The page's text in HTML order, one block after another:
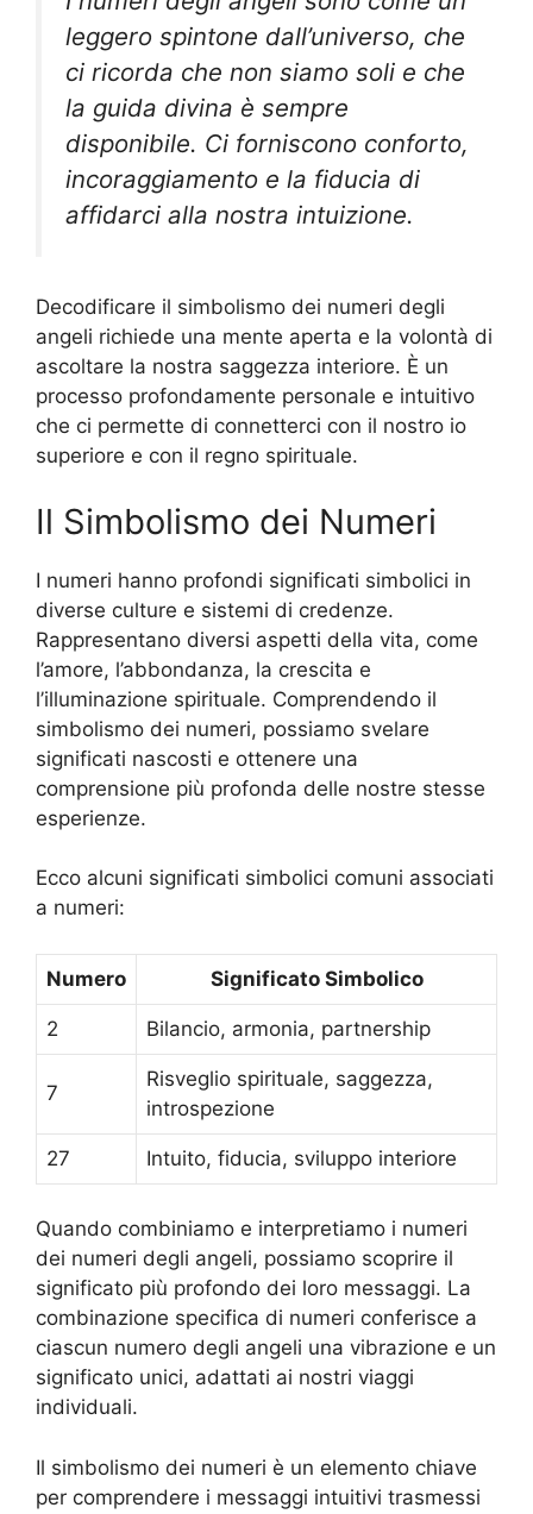
leggero spintone dall’universo, che
ci ricorda che non siamo soli e che
la guida divina è sempre
disponibile. Ci forniscono conforto,
incoraggiamento e la fiducia di
affidarci alla nostra intuizione.
Decodificare il simbolismo dei numeri degli
angeli richiede una mente aperta e la volontà di
ascoltare la nostra saggezza interiore. È un
processo profondamente personale e intuitivo
che ci permette di connetterci con il nostro io
superiore e con il regno spirituale.
Il Simbolismo dei Numeri
I numeri hanno profondi significati simbolici in
diverse culture e sistemi di credenze.
Rappresentano diversi aspetti della vita, come
l’amore, l’abbondanza, la crescita e
l’illuminazione spirituale. Comprendendo il
simbolismo dei numeri, possiamo svelare
significati nascosti e ottenere una
comprensione più profonda delle nostre stesse
esperienze.
Ecco alcuni significati simbolici comuni associati
a numeri:
Numero Significato Simbolico
2 Bilancio, armonia, partnership
7
Risveglio spirituale, saggezza,
introspezione
27 Intuito, fiducia, sviluppo interiore
Quando combiniamo e interpretiamo i numeri
dei numeri degli angeli, possiamo scoprire il
significato più profondo dei loro messaggi. La
combinazione specifica di numeri conferisce a
ciascun numero degli angeli una vibrazione e un
significato unici, adattati ai nostri viaggi
individuali.
Il simbolismo dei numeri è un elemento chiave
per comprendere i messaggi intuitivi trasmessi